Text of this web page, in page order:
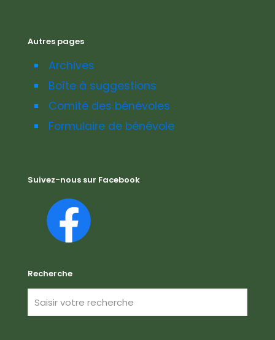
Autres pages
Archives
Boîte à suggestions
Comité des bénévoles
Formulaire de bénévole
Suivez-nous sur Facebook
Recherche